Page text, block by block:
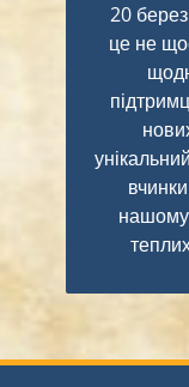
20
це не
нашому